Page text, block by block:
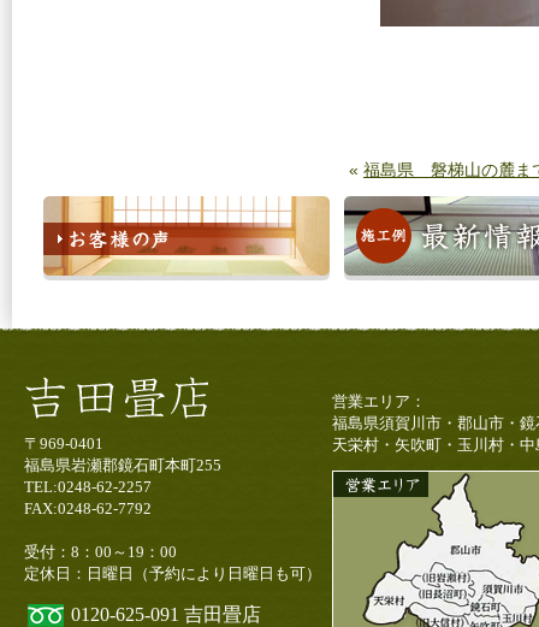
« 福島県 磐梯山の麓ま
〒969-0401
福島県岩瀬郡鏡石町本町255
TEL:0248-62-2257
FAX:0248-62-7792
受付：8：00～19：00
定休日：日曜日（予約により日曜日も可）
0120-625-091 吉田畳店
営業エリア：
福島県須賀川市・郡山市・鏡
天栄村・矢吹町・玉川村・中